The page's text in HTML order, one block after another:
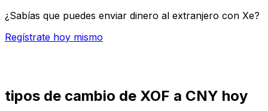
¿Sabías que puedes enviar dinero al extranjero con Xe?
Regístrate hoy mismo
tipos de cambio de XOF a CNY hoy